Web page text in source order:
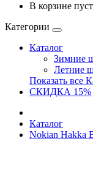
В корзине
Категории
Каталог
Зимние
Летние
Показать все
СКИДКА 15%
Каталог
Nokian Hakka